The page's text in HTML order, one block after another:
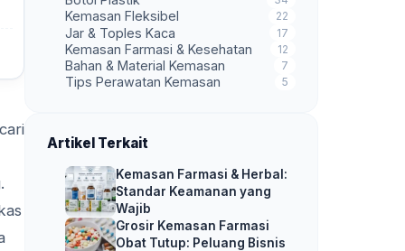
Kemasan Fleksibel 22
Jar & Toples Kaca 17
Kemasan Farmasi & Kesehatan 12
Bahan & Material Kemasan 7
Tips Perawatan Kemasan 5
Artikel Terkait
Kemasan Farmasi & Herbal:
Standar Keamanan yang
Wajib
Grosir Kemasan Farmasi
Obat Tutup: Peluang Bisnis